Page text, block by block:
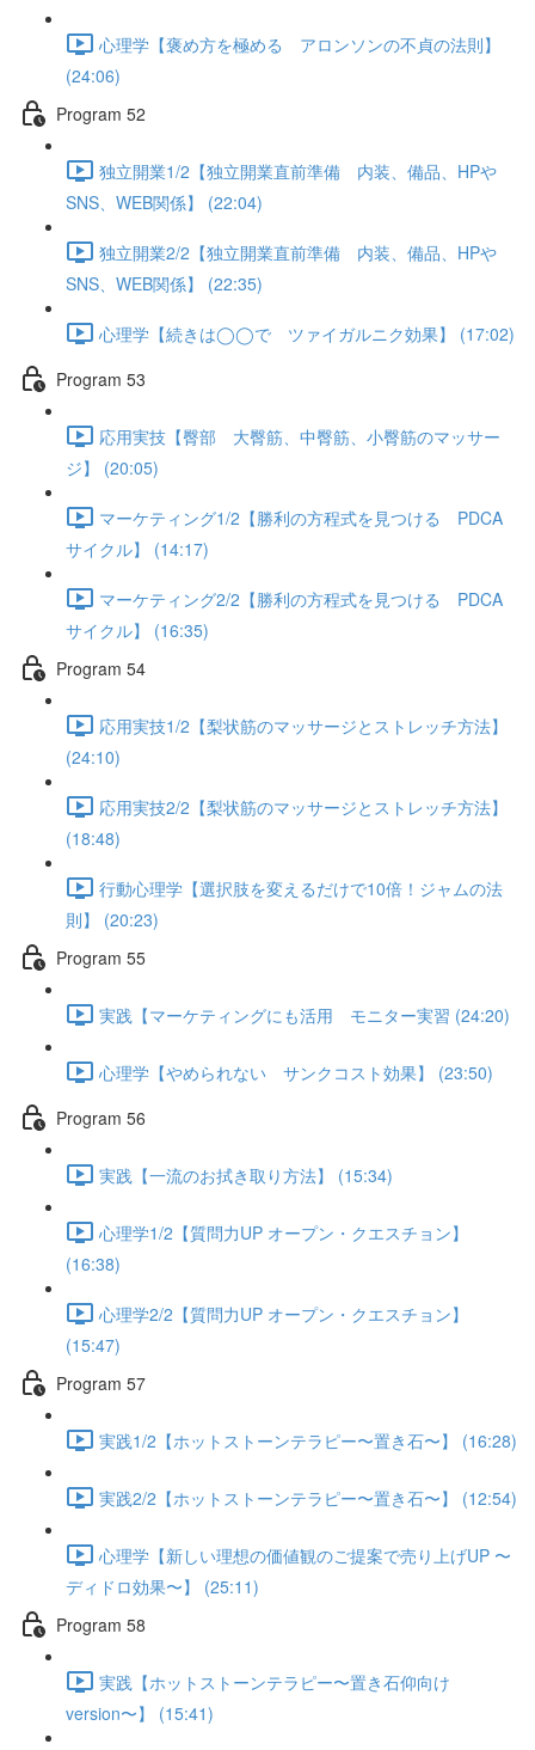
心理学【褒め方を極める アロンソンの不貞の法則】
(24:06)
Program 52
独立開業1/2【独立開業直前準備 内装、備品、HPや
SNS、WEB関係】 (22:04)
独立開業2/2【独立開業直前準備 内装、備品、HPや
SNS、WEB関係】 (22:35)
心理学【続きは◯◯で ツァイガルニク効果】 (17:02)
Program 53
応用実技【臀部 大臀筋、中臀筋、小臀筋のマッサー
ジ】 (20:05)
マーケティング1/2【勝利の方程式を見つける PDCA
サイクル】 (14:17)
マーケティング2/2【勝利の方程式を見つける PDCA
サイクル】 (16:35)
Program 54
応用実技1/2【梨状筋のマッサージとストレッチ方法】
(24:10)
応用実技2/2【梨状筋のマッサージとストレッチ方法】
(18:48)
行動心理学【選択肢を変えるだけで10倍！ジャムの法
則】 (20:23)
Program 55
実践【マーケティングにも活用 モニター実習 (24:20)
心理学【やめられない サンクコスト効果】 (23:50)
Program 56
実践【一流のお拭き取り方法】 (15:34)
心理学1/2【質問力UP オープン・クエスチョン】
(16:38)
心理学2/2【質問力UP オープン・クエスチョン】
(15:47)
Program 57
実践1/2【ホットストーンテラピー〜置き石〜】 (16:28)
実践2/2【ホットストーンテラピー〜置き石〜】 (12:54)
心理学【新しい理想の価値観のご提案で売り上げUP 〜
ディドロ効果〜】 (25:11)
Program 58
実践【ホットストーンテラピー〜置き石仰向け
version〜】 (15:41)